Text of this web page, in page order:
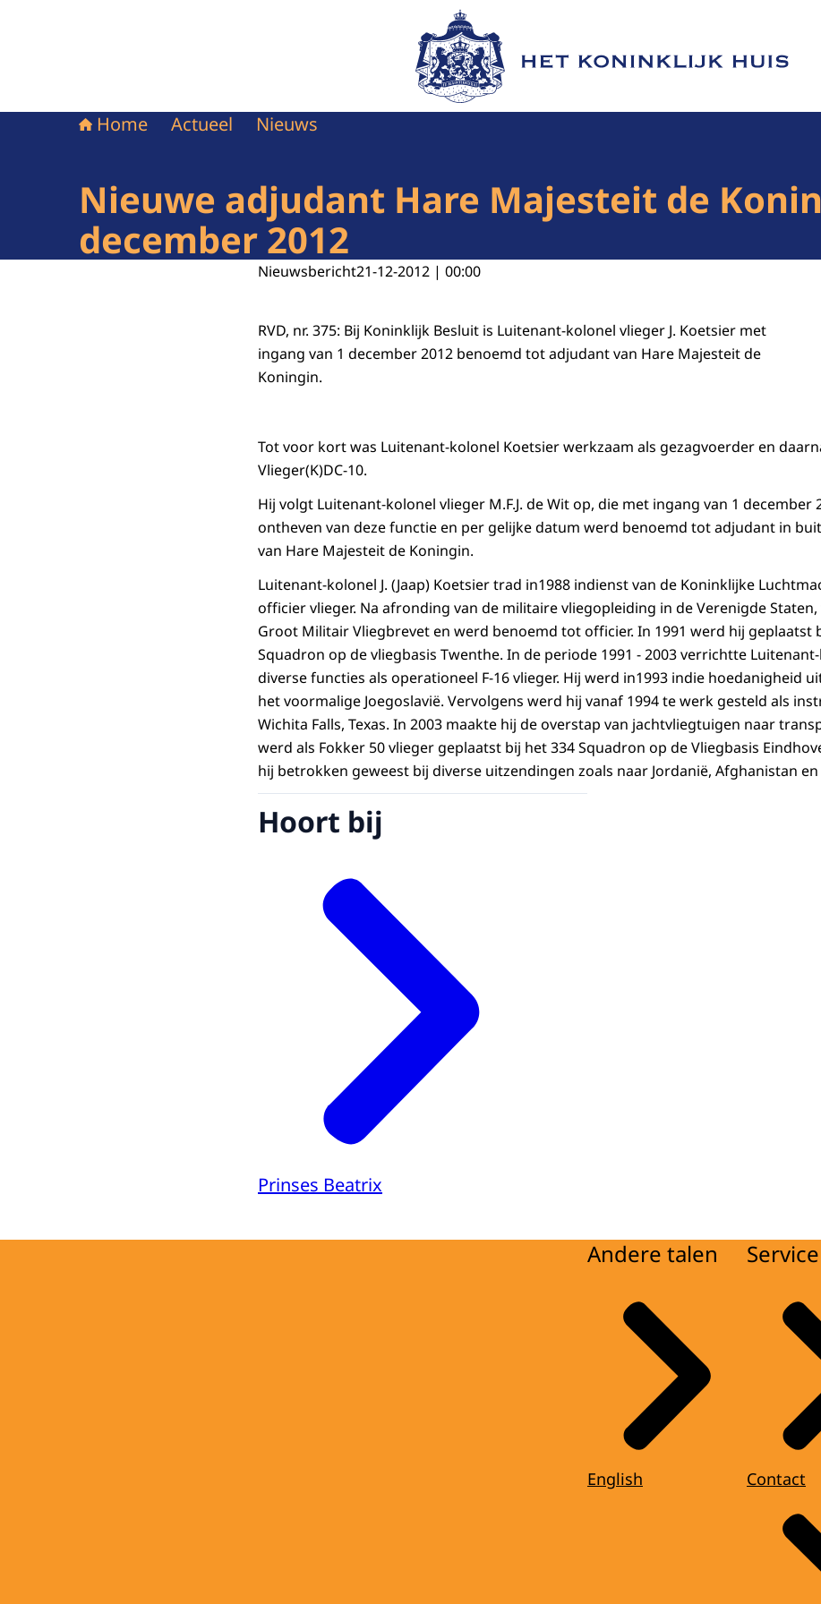
Naar de homepage van Het Koninklijk Huis
Home Actueel Nieuws
Nieuwe adjudant Hare Majesteit de
december 2012
Nieuwsbericht21-12-2012 | 00:00
RVD, nr. 375: Bij Koninklijk Besluit is Luitenant-kolonel vlieger J. Koetsier met
ingang van 1 december 2012 benoemd tot adjudant van Hare Majesteit de
Koningin.
Tot voor kort was Luitenant-kolonel Koetsier werkzaam als gezagvoerder en
Vlieger(K)DC-10.
Hij volgt Luitenant-kolonel vlieger M.F.J. de Wit op, die met ingang van 1 december
ontheven van deze functie en per gelijke datum werd benoemd tot adjudant in
van Hare Majesteit de Koningin.
Luitenant-kolonel J. (Jaap) Koetsier trad in1988 indienst van de Koninklijke
officier vlieger. Na afronding van de militaire vliegopleiding in de Verenigde
Groot Militair Vliegbrevet en werd benoemd tot officier. In 1991 werd hij geplaatst
Squadron op de vliegbasis Twenthe. In de periode 1991 - 2003 verrichtte
diverse functies als operationeel F-16 vlieger. Hij werd in1993 indie hoedanigheid
het voormalige Joegoslavië. Vervolgens werd hij vanaf 1994 te werk gesteld als
Wichita Falls, Texas. In 2003 maakte hij de overstap van jachtvliegtuigen naar
werd als Fokker 50 vlieger geplaatst bij het 334 Squadron op de Vliegbasis
hij betrokken geweest bij diverse uitzendingen zoals naar Jordanië, Afghanistan en
Hoort bij
Prinses Beatrix
Andere talen
English
Service
Contact